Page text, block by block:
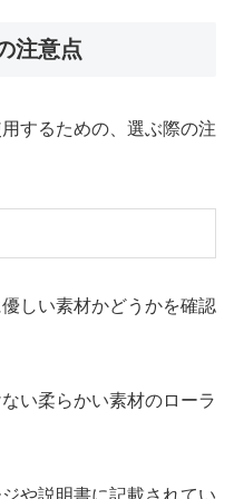
注意点
するための、選ぶ際の注
しい素材かどうかを確認
い柔らかい素材のローラ
や説明書に記載されてい